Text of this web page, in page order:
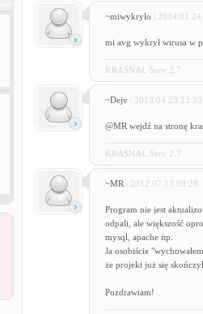
~miwykrylo |
mi avg wykrył wirusa w
KRASNAL Serv 2.7
~Dejv | 2013.04.23 23:33
@MR wejdź na stronę
KRASNAL Serv 2.7
~MR | 2012.07.13 09:28
Program nie jest
odpali, ale większość
mysql, apache itp.
Ja osobiście
że projekt już się
Pozdrawiam!